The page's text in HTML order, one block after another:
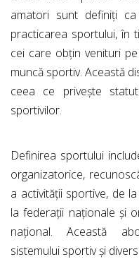
amatori sunt definiți
practicarea sportului, în
cei care obțin venituri
muncă sportiv. Această
ceea ce privește
sportivilor.
Definirea sportului
organizatorice,
a activității sportive, de
la federații naționale și
național. Această
sistemului sportiv și